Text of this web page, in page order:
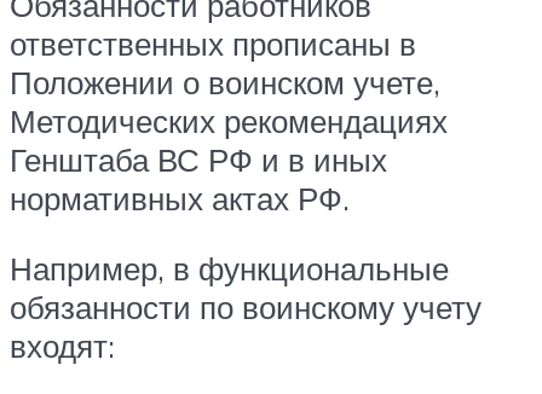
ответственных прописаны в
Положении о воинском учете,
Методических рекомендациях
Генштаба ВС РФ и в иных
нормативных актах РФ.
Например, в функциональные
обязанности по воинскому учету
входят: